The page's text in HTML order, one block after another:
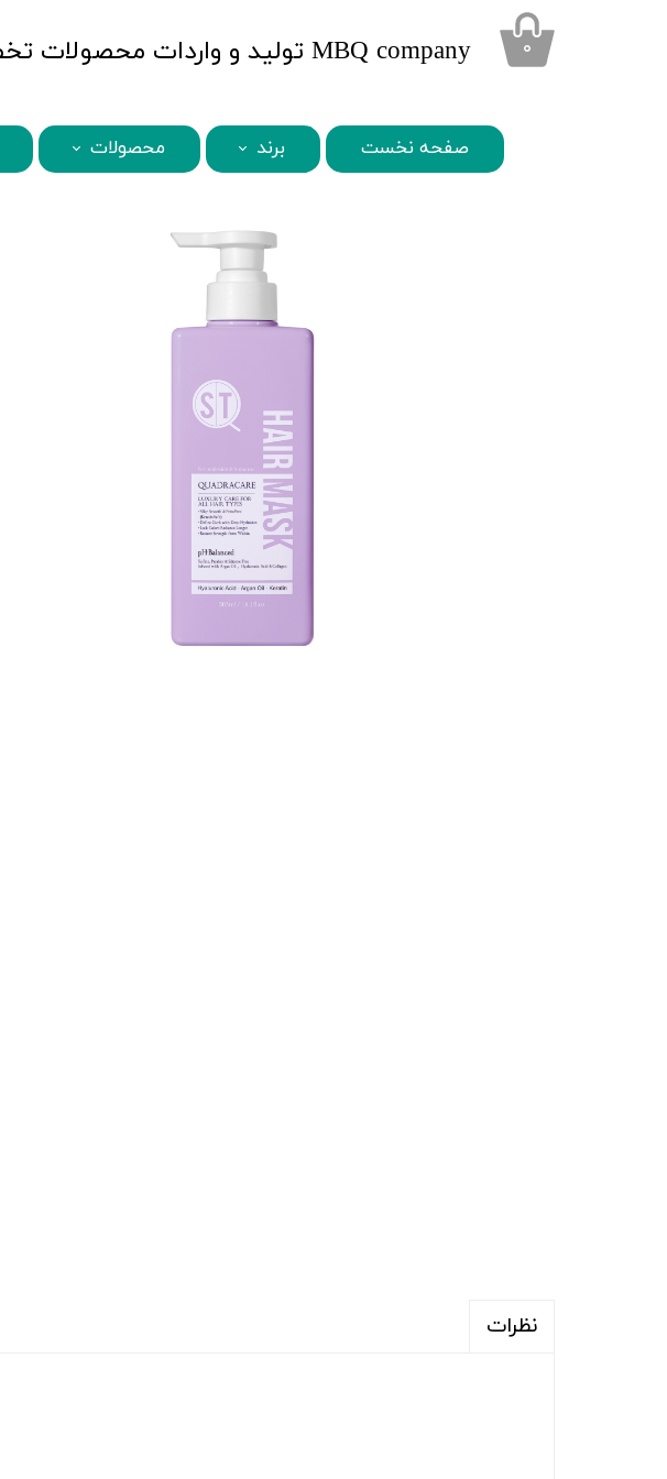
صفحه نخست برند محصولات
۰ ​MBQ company تولید و واردات محصولات تخصصی زیبایی
نظرات